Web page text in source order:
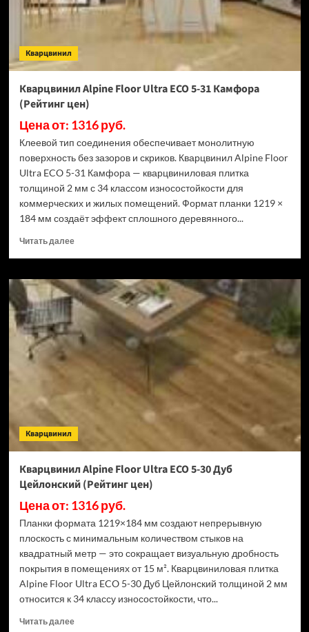
Итальянский
(Рейтинг
Кварцвинил
Кварцвинил Alpine Floor Ultra ECO 5-31 Камфора
(Рейтинг цен)
Цена от: 1316 руб.
Клеевой тип соединения обеспечивает монолитную
поверхность без зазоров и скриков. Кварцвинил Alpine Floor
Ultra ECO 5-31 Камфора — кварцвиниловая плитка
толщиной 2 мм с 34 классом износостойкости для
коммерческих и жилых помещений. Формат планки 1219 ×
184 мм создаёт эффект сплошного деревянного...
Читать далееПрочитать
Кварцвинил
Alpine
Floor
ECO
5-
31
Кварцвинил
Кварцвинил Alpine Floor Ultra ECO 5-30 Дуб
Цейлонский (Рейтинг цен)
Цена от: 1316 руб.
Планки формата 1219×184 мм создают непрерывную
плоскость с минимальным количеством стыков на
квадратный метр — это сокращает визуальную дробность
покрытия в помещениях от 15 м². Кварцвиниловая плитка
Alpine Floor Ultra ECO 5-30 Дуб Цейлонский толщиной 2 мм
относится к 34 классу износостойкости, что...
Читать далееПрочитать